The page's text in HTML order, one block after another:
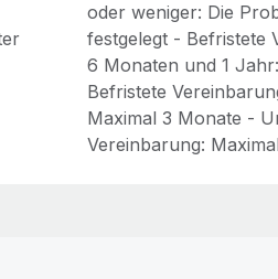
oder weniger: Die
festgelegt - Befristete
6 Monaten und 1
Befristete
Maximal 3 Monate -
Vereinbarung: